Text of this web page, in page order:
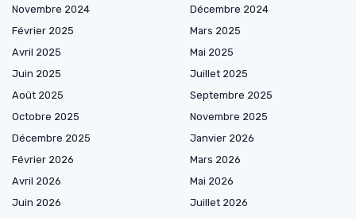
Novembre 2024
Décembre 2024
Février 2025
Mars 2025
Avril 2025
Mai 2025
Juin 2025
Juillet 2025
Août 2025
Septembre 2025
Octobre 2025
Novembre 2025
Décembre 2025
Janvier 2026
Février 2026
Mars 2026
Avril 2026
Mai 2026
Juin 2026
Juillet 2026